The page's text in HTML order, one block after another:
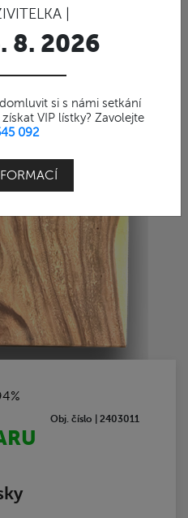
|
8. 2026
si s námi setkání
VIP lístky? Zavolejte
092
Obj. číslo | 2403011